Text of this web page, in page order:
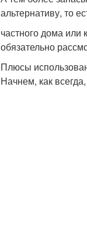
альтернативу, то
частного дома или
обязательно
Плюсы
Начнем, как